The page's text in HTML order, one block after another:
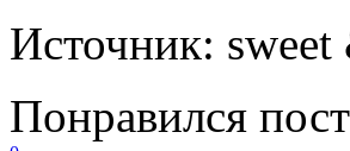
Источник:
Понравился